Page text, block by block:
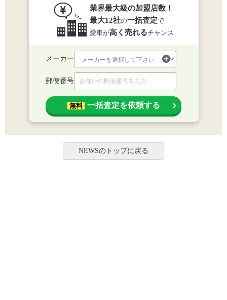
業界最大級の加盟店数！
最大12社の一括査定で
愛車が高く売れるチャンス
メーカー
郵便番号
無料 一括査定を依頼する
NEWSのトップに戻る